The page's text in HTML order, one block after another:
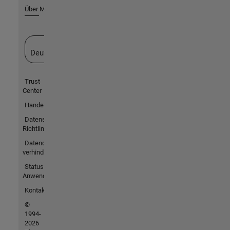
Über MathWorks
Deutschland
Trust
Center
Handelsmarken
Datenschutz-
Richtlinien
Datendiebstahl
verhindern
Status von
Anwendungen
Kontakt
©
1994-
2026